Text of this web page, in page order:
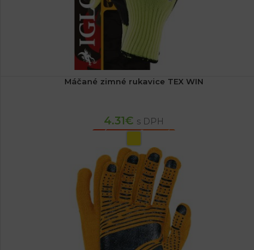
Máčané zimné rukavice TEX WIN
4.31€ s DPH
VÝBER MOŽNOSTÍ